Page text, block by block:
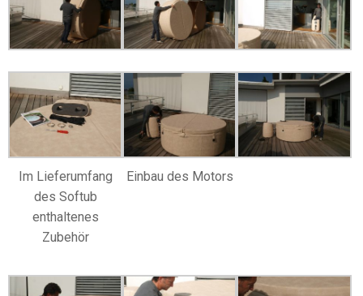
Im Lieferumfang
des Softub
enthaltenes
Zubehör
Einbau des Motors